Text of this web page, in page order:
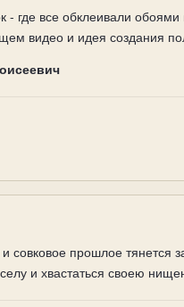
- где все обклеивали
видео и идея создания
совковое прошлое тянется
и хвастаться своею